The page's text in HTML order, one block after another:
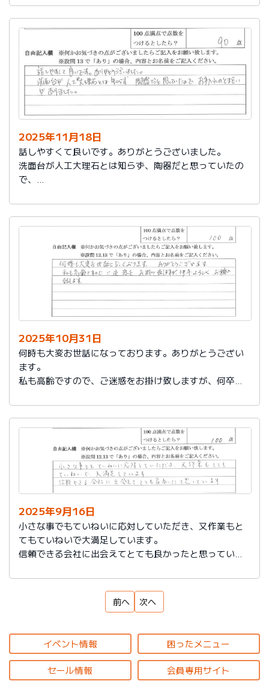
2025年11月18日
話しやすくて良いです。ありがとうございました。
洗面台が人工大理石とは知らず、陶器だと思っていたの
で、
2025年10月31日
何時も大変お世話になっております。ありがとうござい
ます。
私も高齢ですので、ご迷惑をお掛け致しますが、何卒よ
2025年9月16日
小さな事でもていねいに応対していただき、又作業もと
てもていねいで大満足しています。
信頼できる会社に出会えてとても良かったと思っていま
前へ 次へ
イベント情報 困ったメニュー
セール情報 会員専用サイト